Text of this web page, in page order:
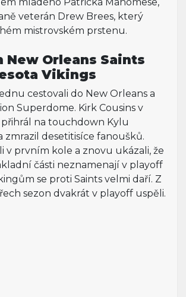
veterán Drew Brees, který
mistrovském prstenu.
New Orleans Saints
Vikings
cestovali do New Orleans a
Superdome. Kirk Cousins v
na touchdown Kylu
zmrazil desetitisíce fanoušků.
v prvním kole a znovu ukázali, že
části neznamenají v playoff
se proti Saints velmi daří. Z
sezon dvakrát v playoff uspěli.